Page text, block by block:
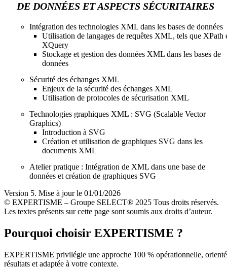
DE DONNÉES ET ASPECTS SÉCURITAIRES
Intégration des technologies XML dans les bases de données
Utilisation de langages de requêtes XML, tels que XPath
XQuery
Stockage et gestion des données XML dans les bases de
données
Sécurité des échanges XML
Enjeux de la sécurité des échanges XML
Utilisation de protocoles de sécurisation XML
Technologies graphiques XML : SVG (Scalable Vector
Graphics)
Introduction à SVG
Création et utilisation de graphiques SVG dans les
documents XML
Atelier pratique : Intégration de XML dans une base de
données et création de graphiques SVG
Version 5. Mise à jour le 01/01/2026
© EXPERTISME – Groupe SELECT® 2025 Tous droits réservés.
Les textes présents sur cette page sont soumis aux droits d’auteur.
Pourquoi choisir EXPERTISME ?
EXPERTISME privilégie une approche 100 % opérationnelle,
résultats et adaptée à votre contexte.